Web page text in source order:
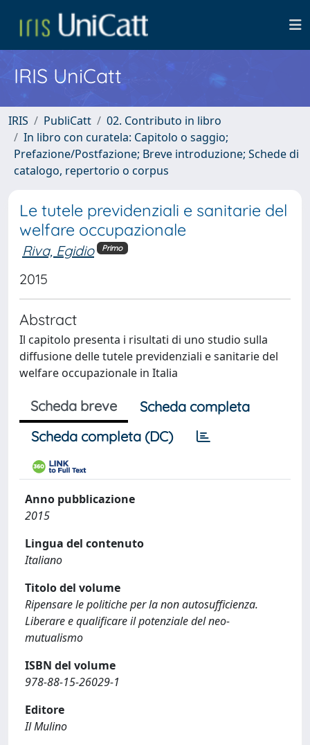
IRIS UniCatt
IRIS PubliCatt
02. Contributo in libro
In libro con curatela: Capitolo o saggio;
Prefazione/Postfazione; Breve introduzione; Schede di
catalogo, repertorio o corpus
Le tutele previdenziali e sanitarie del
welfare occupazionale
Riva, Egidio Primo
2015
Abstract
Il capitolo presenta i risultati di uno studio sulla
diffusione delle tutele previdenziali e sanitarie del
welfare occupazionale in Italia
Scheda breve
Scheda completa
Scheda completa (DC)
Anno pubblicazione
2015
Lingua del contenuto
Italiano
Titolo del volume
Ripensare le politiche per la non autosufficienza.
Liberare e qualificare il potenziale del neo-
mutualismo
ISBN del volume
978-88-15-26029-1
Editore
Il Mulino